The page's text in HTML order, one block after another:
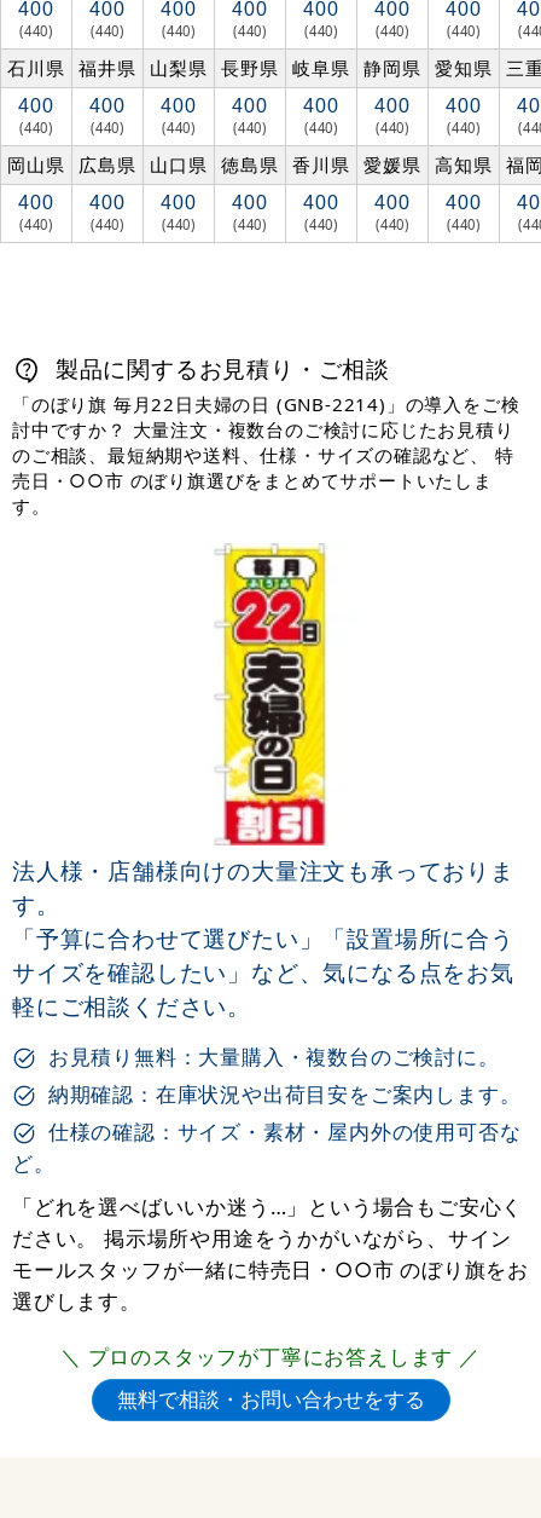
400
(440)
400
(440)
400
(440)
400
(440)
400
(440)
400
(440)
400
(440)
石川県 福井県 山梨県 長野県 岐阜県 静岡県 愛知県 三
400
(440)
400
(440)
400
(440)
400
(440)
400
(440)
400
(440)
400
(440)
岡山県 広島県 山口県 徳島県 香川県 愛媛県 高知県 福
400
(440)
400
(440)
400
(440)
400
(440)
400
(440)
400
(440)
400
(440)
製品に関するお見積り・ご相談
「のぼり旗 毎月22日夫婦の日 (GNB-2214)」の導入をご検
討中ですか？ 大量注文・複数台のご検討に応じたお見積り
のご相談、最短納期や送料、仕様・サイズの確認など、 特
売日・○○市 のぼり旗選びをまとめてサポートいたしま
す。
法人様・店舗様向けの大量注文も承っておりま
す。
「予算に合わせて選びたい」「設置場所に合う
サイズを確認したい」など、気になる点をお気
軽にご相談ください。
お見積り無料：大量購入・複数台のご検討に。
納期確認：在庫状況や出荷目安をご案内します。
仕様の確認：サイズ・素材・屋内外の使用可否な
ど。
「どれを選べばいいか迷う…」という場合もご安心く
ださい。 掲示場所や用途をうかがいながら、サイン
モールスタッフが一緒に特売日・○○市 のぼり旗をお
選びします。
＼ プロのスタッフが丁寧にお答えします ／